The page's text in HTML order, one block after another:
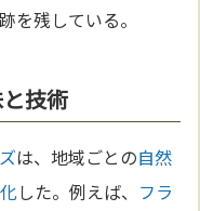
を残している。
技術
は、地域ごとの自然
した。例えば、 フラ